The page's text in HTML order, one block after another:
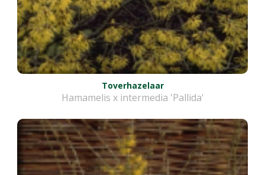
Toverhazelaar
Hamamelis x intermedia 'Pallida'